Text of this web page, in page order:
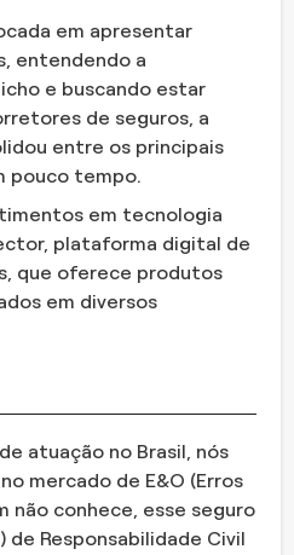
em apresentar
entendendo a
e buscando estar
de seguros, a
entre os principais
pouco tempo.
em tecnologia
plataforma digital de
que oferece produtos
em diversos
atuação no Brasil, nós
mercado de E&O (Erros
não conhece, esse seguro
de Responsabilidade Civil